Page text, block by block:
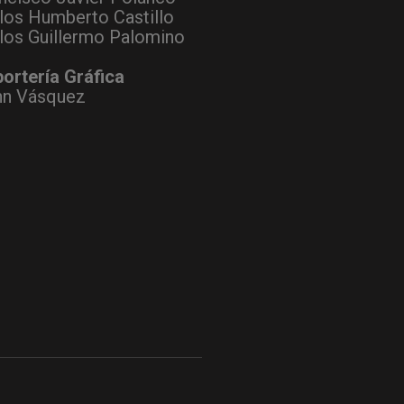
Humberto Castillo
Guillermo Palomino
Gráfica
Vásquez